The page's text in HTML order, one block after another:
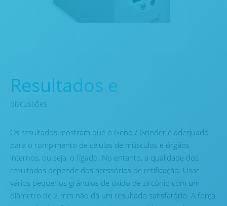
Resultados e
discussões
Os resultados mostram que o Geno / Grinder é adequado
para o rompimento de células de músculos e órgãos
internos, ou seja, o fígado. No entanto, a qualidade dos
resultados depende dos acessórios de retificação. Usar
vários pequenos grânulos de óxido de zircônio com um
diâmetro de 2 mm não dá um resultado satisfatório. A força